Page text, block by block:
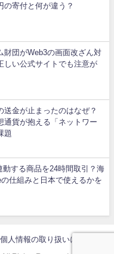
の寄付と何が違う？
財団がWeb3の画面改ざん対
しい公式サイトでも注意が
送金が止まったのはなぜ？
通貨が抱える「ネットワー
題
動する商品を24時間取引？海
仕組みと日本で使えるかを
個人情報の取り扱いについて